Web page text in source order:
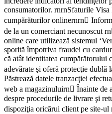
consumatorilor. rnrnSfaturile Visa
cumpărăturilor onlinernrn
de la un comerciant necunoscut
online care utilizează sistemul
sporită împotriva fraudei cu
că atât identitatea cumpărătorului
adevărate şi oferă protecţie dublă
Păstrează datele tranzacţiei
web a magazinuluirn Înainte de
despre procedurile de livrare şi
dispoziţia oricărui client pe site-